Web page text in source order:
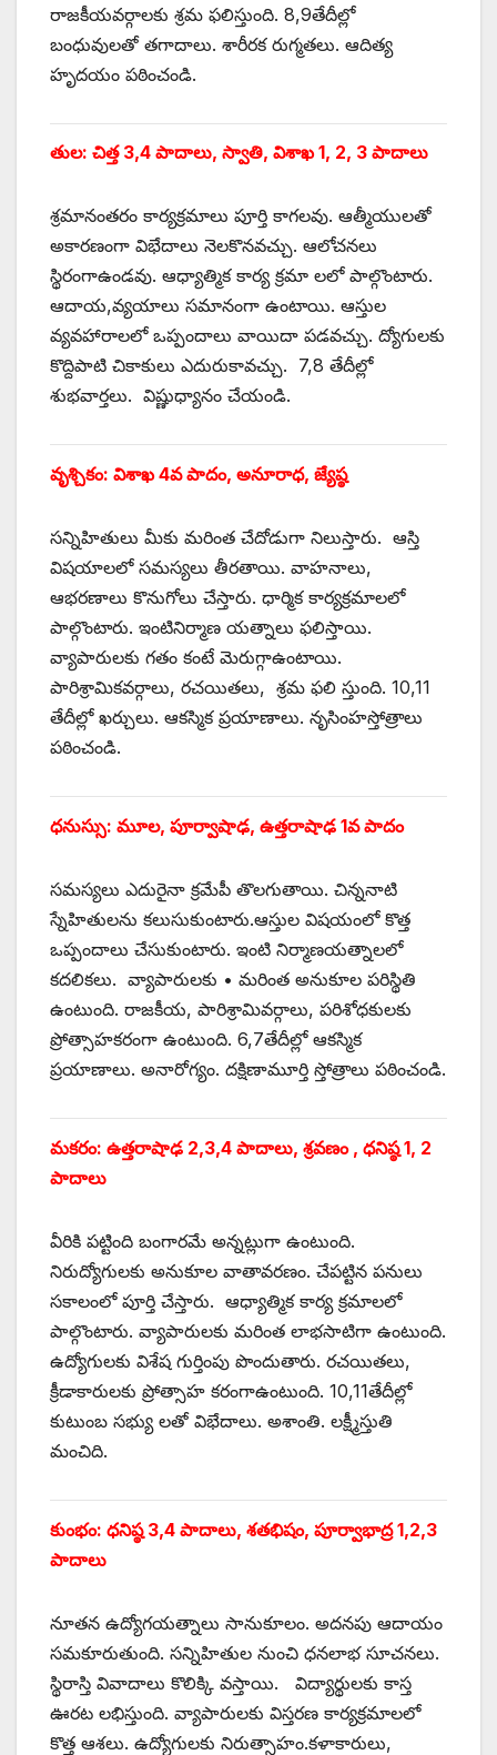
రాజకీయవర్గాలకు శ్రమ ఫలిస్తుంది. 8,9తేదీల్లో
బంధువులతో తగాదాలు. శారీరక రుగ్మతలు. ఆదిత్య
హృదయం పఠించండి.
తుల: చిత్త 3,4 పాదాలు, స్వాతి, విశాఖ 1, 2, 3 పాదాలు
శ్రమానంతరం కార్యక్రమాలు పూర్తి కాగలవు. ఆత్మీయులతో
అకారణంగా విభేదాలు నెలకొనవచ్చు. ఆలోచనలు
స్థిరంగాఉండవు. ఆధ్యాత్మిక కార్య క్రమా లలో పాల్గొంటారు.
ఆదాయ,వ్యయాలు సమానంగా ఉంటాయి. ఆస్తుల
వ్యవహారాలలో ఒప్పందాలు వాయిదా పడవచ్చు. ద్యోగులకు
కొద్దిపాటి చికాకులు ఎదురుకావచ్చు. 7,8 తేదీల్లో
శుభవార్తలు. విష్ణుధ్యానం చేయండి.
వృశ్చికం: విశాఖ 4వ పాదం, అనూరాధ, జ్యేష్ఠ
సన్నిహితులు మీకు మరింత చేదోడుగా నిలుస్తారు. ఆస్తి
విషయాలలో సమస్యలు తీరతాయి. వాహనాలు,
ఆభరణాలు కొనుగోలు చేస్తారు. ధార్మిక కార్యక్రమాలలో
పాల్గొంటారు. ఇంటినిర్మాణ యత్నాలు ఫలిస్తాయి.
వ్యాపారులకు గతం కంటే మెరుగ్గాఉంటాయి.
పారిశ్రామికవర్గాలు, రచయితలు, శ్రమ ఫలి స్తుంది. 10,11
తేదీల్లో ఖర్చులు. ఆకస్మిక ప్రయాణాలు. నృసింహస్తోత్రాలు
పఠించండి.
ధనుస్సు: మూల, పూర్వాషాఢ, ఉత్తరాషాఢ 1వ పాదం
సమస్యలు ఎదురైనా క్రమేపీ తొలగుతాయి. చిన్ననాటి
స్నేహితులను కలుసుకుంటారు.ఆస్తుల విషయంలో కొత్త
ఒప్పందాలు చేసుకుంటారు. ఇంటి నిర్మాణయత్నాలలో
కదలికలు. వ్యాపారులకు • మరింత అనుకూల పరిస్థితి
ఉంటుంది. రాజకీయ, పారిశ్రామివర్గాలు, పరిశోధకులకు
ప్రోత్సాహకరంగా ఉంటుంది. 6,7తేదీల్లో ఆకస్మిక
ప్రయాణాలు. అనారోగ్యం. దక్షిణామూర్తి స్తోత్రాలు పఠించండి.
మకరం: ఉత్తరాషాఢ 2,3,4 పాదాలు, శ్రవణం , ధనిష్ఠ 1, 2
పాదాలు
వీరికి పట్టింది బంగారమే అన్నట్లుగా ఉంటుంది.
నిరుద్యోగులకు అనుకూల వాతావరణం. చేపట్టిన పనులు
సకాలంలో పూర్తి చేస్తారు. ఆధ్యాత్మిక కార్య క్రమాలలో
పాల్గొంటారు. వ్యాపారులకు మరింత లాభసాటిగా ఉంటుంది.
ఉద్యోగులకు విశేష గుర్తింపు పొందుతారు. రచయితలు,
క్రీడాకారులకు ప్రోత్సాహ కరంగాఉంటుంది. 10,11తేదీల్లో
కుటుంబ సభ్యు లతో విభేదాలు. అశాంతి. లక్ష్మీస్తుతి
మంచిది.
కుంభం: ధనిష్ఠ 3,4 పాదాలు, శతభిషం, పూర్వాభాద్ర 1,2,3
పాదాలు
నూతన ఉద్యోగయత్నాలు సానుకూలం. అదనపు ఆదాయం
సమకూరుతుంది. సన్నిహితుల నుంచి ధనలాభ సూచనలు.
స్థిరాస్తి వివాదాలు కొలిక్కి వస్తాయి. విద్యార్థులకు కాస్త
ఊరట లభిస్తుంది. వ్యాపారులకు విస్తరణ కార్యక్రమాలలో
కొత్త ఆశలు. ఉద్యోగులకు నిరుత్సాహం.కళాకారులు,